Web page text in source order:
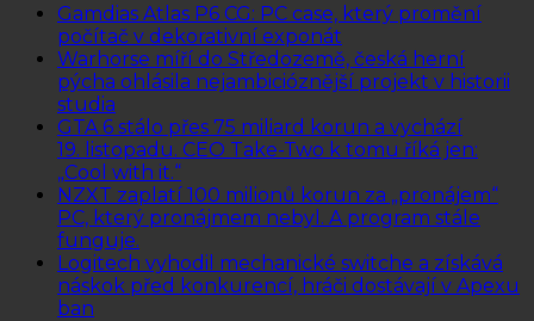
Gamdias Atlas P6 CG: PC case, který promění
počítač v dekorativní exponát
Warhorse míří do Středozemě, česká herní
pýcha ohlásila nejambicióznější projekt v historii
studia
GTA 6 stálo přes 75 miliard korun a vychází
19. listopadu. CEO Take-Two k tomu říká jen:
„Cool with it.“
NZXT zaplatí 100 milionů korun za „pronájem“
PC, který pronájmem nebyl. A program stále
funguje.
Logitech vyhodil mechanické switche a získává
náskok před konkurencí, hráči dostávají v Apexu
ban